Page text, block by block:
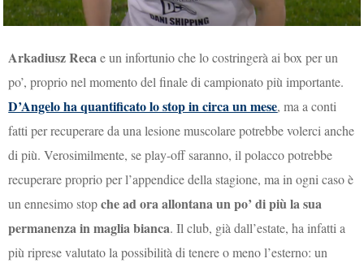
Arkadiusz Recae un infortunio che lo costringerà ai box per un
po’, proprio nel momento del finale di campionato più importante.
D’Angelo ha quantificato lo stop in circa un mese, ma a conti
fatti per recuperare da una lesione muscolare potrebbe volerci anche
di più. Verosimilmente, se play-off saranno, il polacco potrebbe
recuperare proprio per l’appendice della stagione, ma in ogni caso è
un ennesimo stopche ad ora allontana un po’ di più la sua
permanenza in maglia bianca. Il club, già dall’estate, ha infatti a
più riprese valutato la possibilità di tenere o meno l’esterno: un